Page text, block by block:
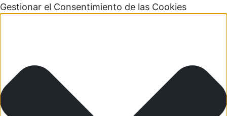
Gestionar el Consentimiento de las Cookies